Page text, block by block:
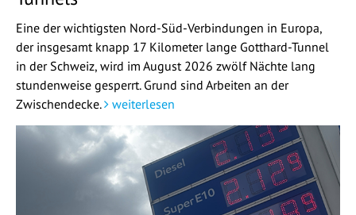
Eine der wichtigsten Nord-Süd-Verbindungen in Europa,
der insgesamt knapp 17 Kilometer lange Gotthard-Tunnel
in der Schweiz, wird im August 2026 zwölf Nächte lang
stundenweise gesperrt. Grund sind Arbeiten an der
Zwischendecke.
weiterlesen